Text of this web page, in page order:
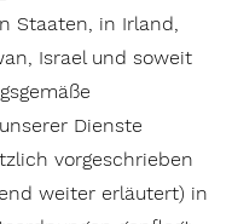
Staaten, in Irland,
Israel und soweit
Dienste
vorgeschrieben
weiter erläutert) in